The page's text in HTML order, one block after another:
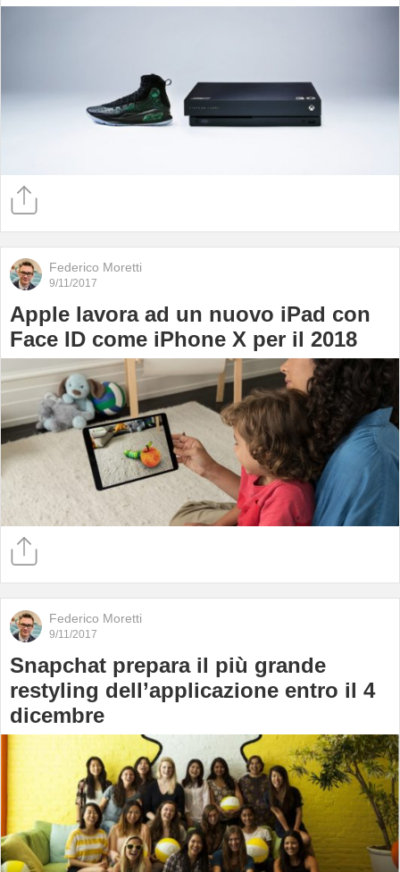
Federico Moretti
9/11/2017
Apple lavora ad un nuovo iPad con
Face ID come iPhone X per il 2018
Federico Moretti
9/11/2017
Snapchat prepara il più grande
restyling dell’applicazione entro il 4
dicembre